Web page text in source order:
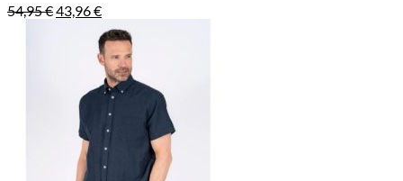
54,95€Alkuperäinen
54,95 €.
43,96€Nykyinen
hinta
on:
43,96 €.